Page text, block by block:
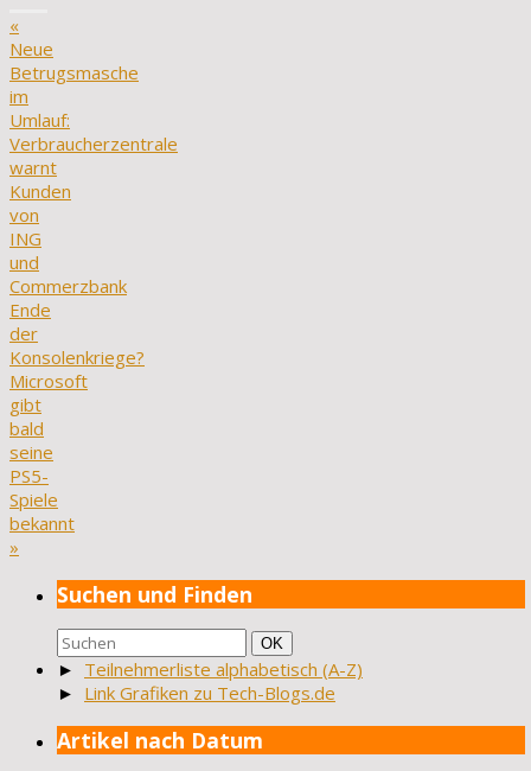
«
Neue
Betrugsmasche
im
Umlauf:
Verbraucherzentrale
warnt
Kunden
von
ING
und
Commerzbank
Ende
der
Konsolenkriege?
Microsoft
gibt
bald
seine
PS5-
Spiele
bekannt
»
Suchen und Finden
Suchen
nach:
Suchen
OK
► Teilnehmerliste alphabetisch (A-Z)
► Link Grafiken zu Tech-Blogs.de
Artikel nach Datum